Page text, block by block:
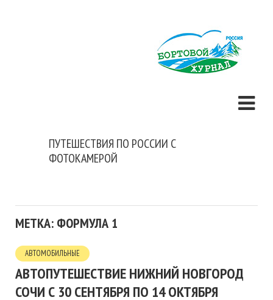
ПУТЕШЕСТВИЯ ПО РОССИИ С
ФОТОКАМЕРОЙ
МЕТКА: ФОРМУЛА 1
АВТОМОБИЛЬНЫЕ
АВТОПУТЕШЕСТВИЕ НИЖНИЙ НОВГОРОД
СОЧИ С 30 СЕНТЯБРЯ ПО 14 ОКТЯБРЯ